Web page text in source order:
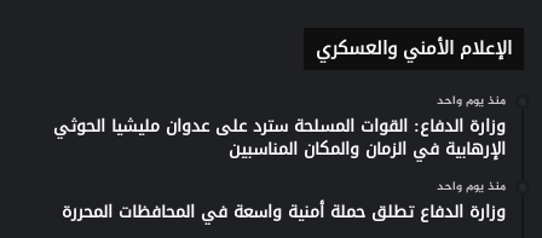
الإعلام الأمني والعسكري
منذ يوم واحد
وزارة الدفاع: القوات المسلحة سترد على عدوان مليشيا الحوثي
الإرهابية في الزمان والمكان المناسبين
منذ يوم واحد
وزارة الدفاع تطلق حملة أمنية واسعة في المحافظات المحررة